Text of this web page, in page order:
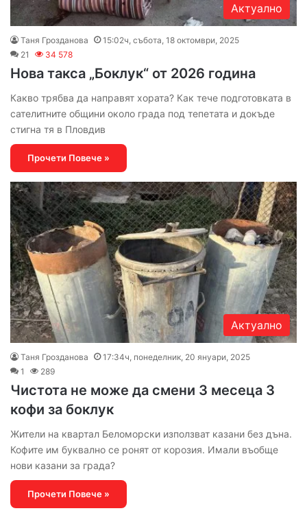
Актуално
Таня Грозданова
15:02ч, събота, 18 октомври, 2025
21
34 578
Нова такса „Боклук“ от 2026 година
Какво трябва да направят хората? Как тече подготовката в
сателитните общини около града под тепетата и докъде
стигна тя в Пловдив
Прочети Повече »
Актуално
Таня Грозданова
17:34ч, понеделник, 20 януари, 2025
1
289
Чистота не може да смени 3 месеца 3
кофи за боклук
Жители на квартал Беломорски използват казани без дъна.
Кофите им буквално се ронят от корозия. Имали въобще
нови казани за града?
Прочети Повече »